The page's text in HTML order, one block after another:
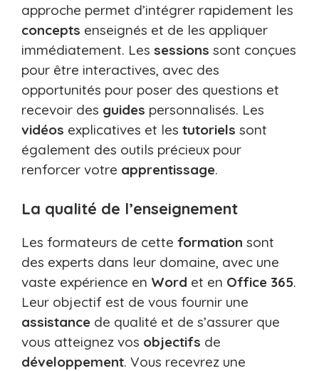
approche permet d’intégrer rapidement les
concepts enseignés et de les appliquer
immédiatement. Les sessions sont conçues
pour être interactives, avec des
opportunités pour poser des questions et
recevoir des guides personnalisés. Les
vidéos explicatives et les tutoriels sont
également des outils précieux pour
renforcer votre apprentissage.
La qualité de l’enseignement
Les formateurs de cette formation sont
des experts dans leur domaine, avec une
vaste expérience en Word et en Office 365.
Leur objectif est de vous fournir une
assistance de qualité et de s’assurer que
vous atteignez vos objectifs de
développement. Vous recevrez une